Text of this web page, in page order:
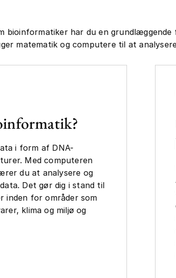
bioinformatiker har du en
matematik og computere til at
i form af DNA-
Med computeren
du at analysere og
Det gør dig i stand til
inden for områder som
klima og miljø og